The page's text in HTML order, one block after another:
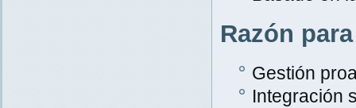
Razón
Gestión
Integración